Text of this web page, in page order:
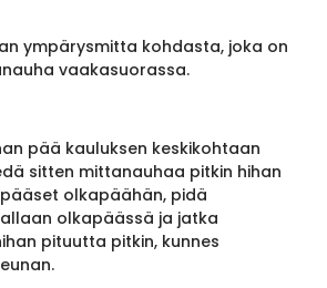
ympärysmitta kohdasta, joka on
vaakasuorassa.
pää kauluksen keskikohtaan
sitten mittanauhaa pitkin hihan
olkapäähän, pidä
olkapäässä ja jatka
pituutta pitkin, kunnes